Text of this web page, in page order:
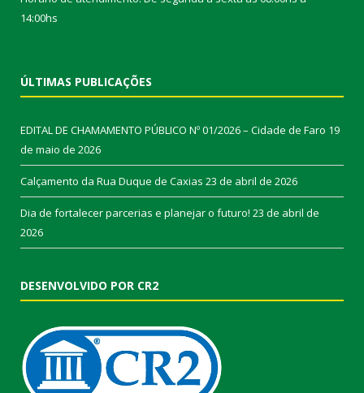
14:00hs
ÚLTIMAS PUBLICAÇÕES
EDITAL DE CHAMAMENTO PÚBLICO Nº 01/2026 – Cidade de Faro 19
de maio de 2026
Calçamento da Rua Duque de Caxias 23 de abril de 2026
Dia de fortalecer parcerias e planejar o futuro! 23 de abril de
2026
DESENVOLVIDO POR CR2